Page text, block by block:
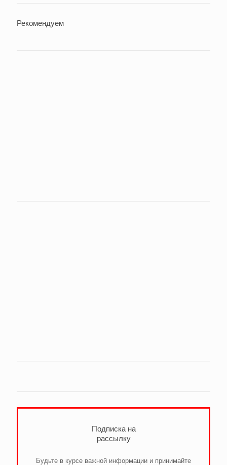
Рекомендуем
Подписка на
рассылку
Будьте в курсе важной информации и принимайте